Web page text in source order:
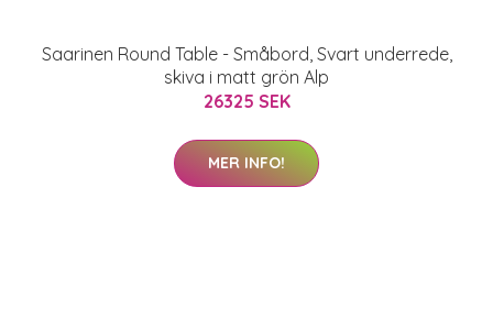
Saarinen Round Table - Småbord, Svart underrede,
skiva i matt grön Alp
26325 SEK
MER INFO!